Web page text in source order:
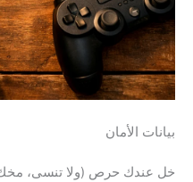
بيانات الأمان
خل عندك حرص (ولا تنسى،